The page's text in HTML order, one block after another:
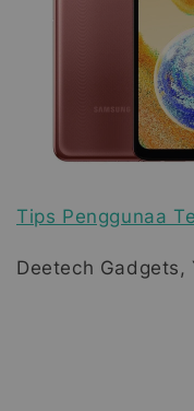
Tips Penggunaa
Deetech Gadgets,